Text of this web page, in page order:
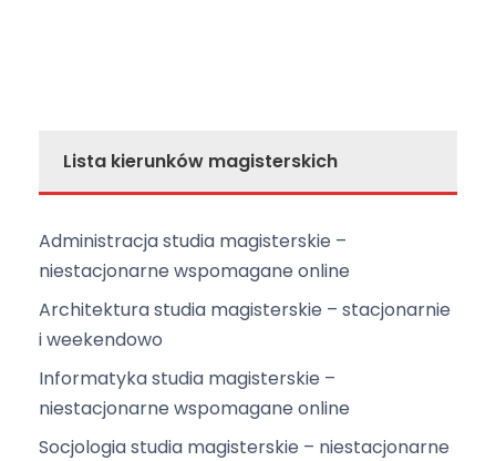
Lista kierunków magisterskich
Administracja studia magisterskie –
niestacjonarne wspomagane online
Architektura studia magisterskie – stacjonarnie
i weekendowo
Informatyka studia magisterskie –
niestacjonarne wspomagane online
Socjologia studia magisterskie – niestacjonarne